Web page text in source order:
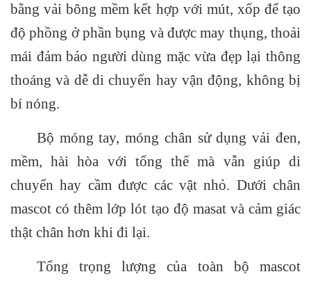
bằng vải bông mềm kết hợp với mút, xốp để tạo
độ phồng ở phần bụng và được may thụng, thoải
mái đảm bảo người dùng mặc vừa đẹp lại thông
thoáng và dễ di chuyển hay vận động, không bị
bí nóng.
Bộ móng tay, móng chân sử dụng vải đen,
mềm, hài hòa với tổng thế mà vẫn giúp di
chuyển hay cầm được các vật nhỏ. Dưới chân
mascot có thêm lớp lót tạo độ masat và cảm giác
thật chân hơn khi đi lại.
Tổng trọng lượng của toàn bộ mascot